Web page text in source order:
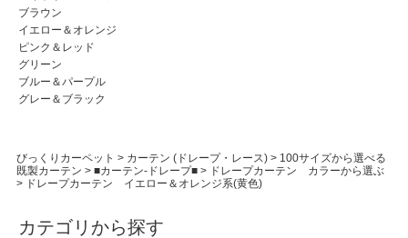
ブラウン
イエロー＆オレンジ
ピンク＆レッド
グリーン
ブルー＆パープル
グレー＆ブラック
びっくりカーペット > カーテン (ドレープ・レース)> 100サイズから選べる
既製カーテン > ■カーテン-ドレープ■> ドレープカーテン カラーから選ぶ
> ドレープカーテン イエロー＆オレンジ系(黄色)
カテゴリから探す